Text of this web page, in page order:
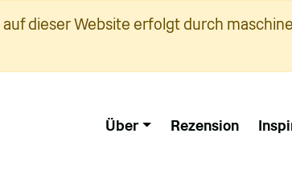
dieser Website erfolgt durch
Über Rezension